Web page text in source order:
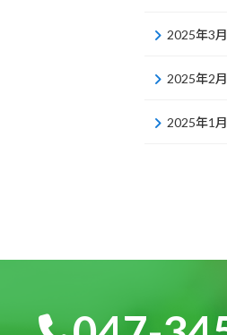
2025年3月
2025年2月
2025年1月